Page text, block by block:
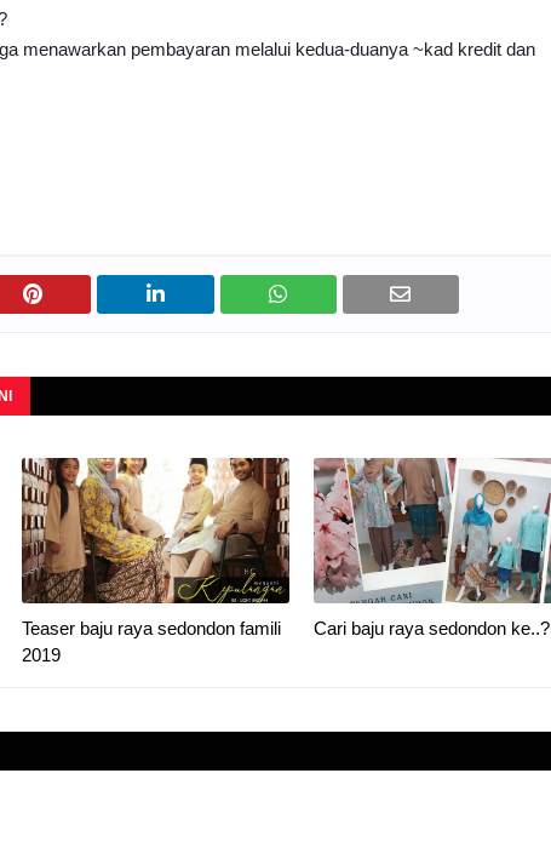
menawarkan pembayaran melalui kedua-duanya ~kad kredit dan
Teaser baju raya sedondon famili
2019
Cari baju raya sedondon ke..?